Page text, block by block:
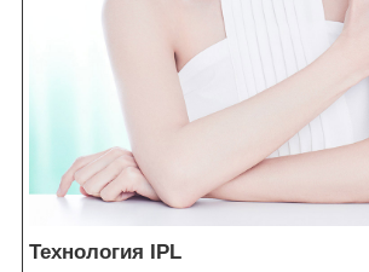
Технология IPL